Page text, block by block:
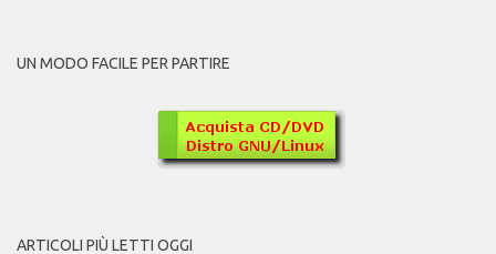
UN MODO FACILE PER PARTIRE
ARTICOLI PIÙ LETTI OGGI